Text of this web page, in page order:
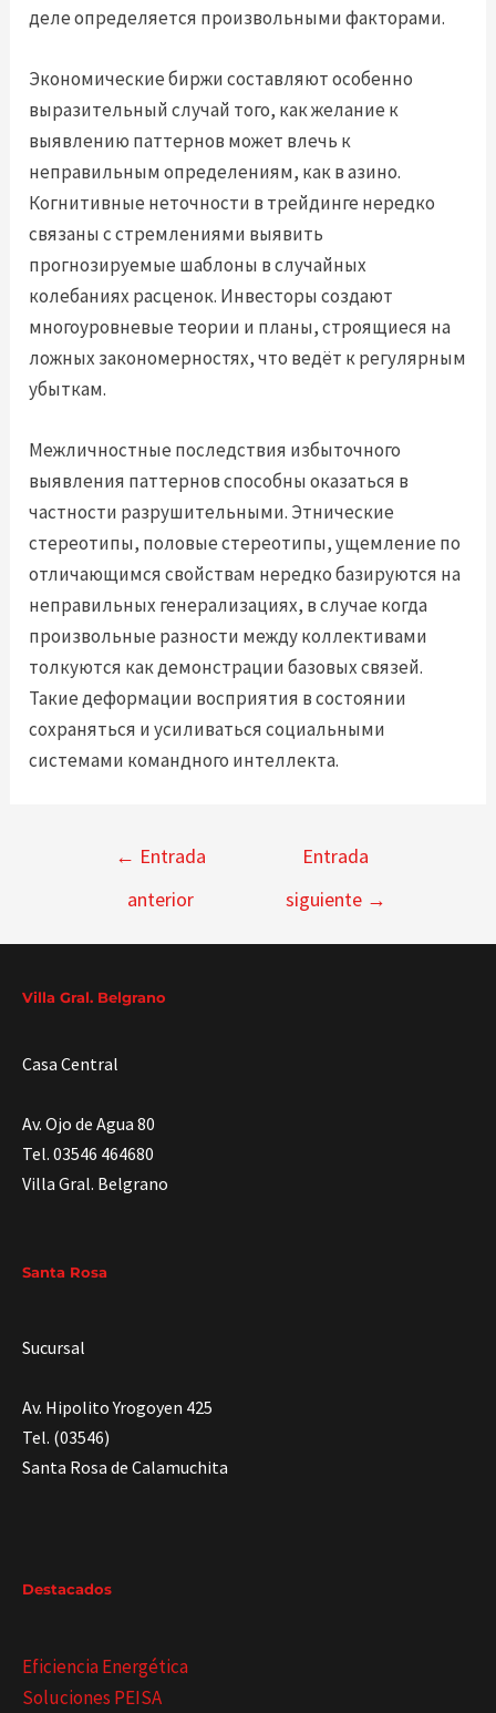
деле определяется произвольными факторами.
Экономические биржи составляют особенно
выразительный случай того, как желание к
выявлению паттернов может влечь к
неправильным определениям, как в азино.
Когнитивные неточности в трейдинге нередко
связаны с стремлениями выявить
прогнозируемые шаблоны в случайных
колебаниях расценок. Инвесторы создают
многоуровневые теории и планы, строящиеся на
ложных закономерностях, что ведёт к регулярным
убыткам.
Межличностные последствия избыточного
выявления паттернов способны оказаться в
частности разрушительными. Этнические
стереотипы, половые стереотипы, ущемление по
отличающимся свойствам нередко базируются на
неправильных генерализациях, в случае когда
произвольные разности между коллективами
толкуются как демонстрации базовых связей.
Такие деформации восприятия в состоянии
сохраняться и усиливаться социальными
системами командного интеллекта.
Navegación
entradas
← Entrada
anterior
Entrada
siguiente →
Villa Gral. Belgrano
Casa Central
Av. Ojo de Agua 80
Tel. 03546 464680
Villa Gral. Belgrano
Santa Rosa
Sucursal
Av. Hipolito Yrogoyen 425
Tel. (03546)
Santa Rosa de Calamuchita
Destacados
Eficiencia Energética
Soluciones PEISA